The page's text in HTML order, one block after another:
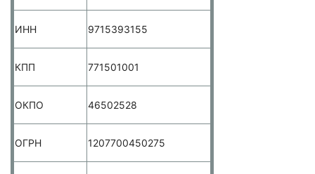
ИНН 9715393155
КПП 771501001
ОКПО 46502528
ОГРН 1207700450275